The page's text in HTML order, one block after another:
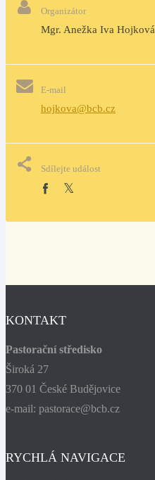
Organizátor
Mgr. Anežka Iva Hojková
E-mail
hojkova@bcb.cz
Sdílejte událost
KONTAKT
Pastorační středisko
Široká 27
370 01 České Budějovice
e-mail: pastorace@bcb.cz
RYCHLÁ NAVIGACE